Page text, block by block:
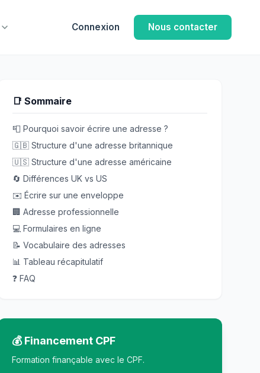
Connexion Nous contacter
📑 Sommaire
📮 Pourquoi savoir écrire une adresse ?
🇬🇧 Structure d'une adresse britannique
🇺🇸 Structure d'une adresse américaine
🔄 Différences UK vs US
✉️ Écrire sur une enveloppe
🏢 Adresse professionnelle
💻 Formulaires en ligne
📝 Vocabulaire des adresses
📊 Tableau récapitulatif
❓ FAQ
💰 Financement CPF
Formation finançable avec le CPF.